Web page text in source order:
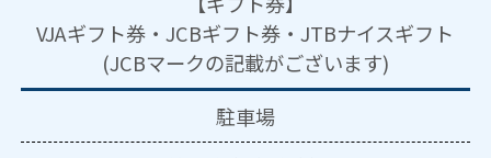
VJAギフト券・JCBギフト券・JTBナイスギフト
(JCBマークの記載がございます)
駐車場